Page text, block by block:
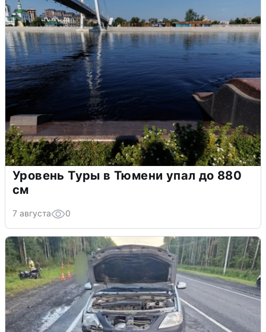
Уровень Туры в Тюмени упал до 880
см
7 августа 0